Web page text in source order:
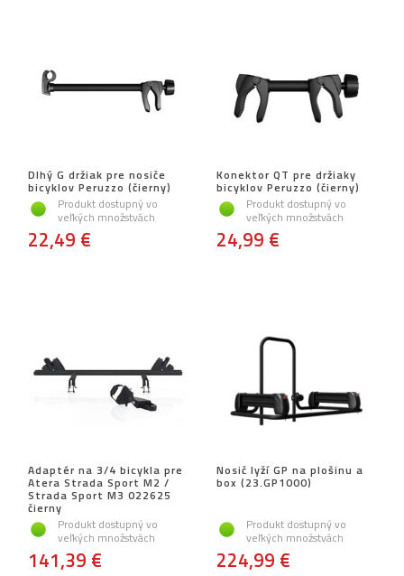
Dlhý G držiak pre nosiče
bicyklov Peruzzo (čierny)
Produkt dostupný vo
veľkých množstvách
22,49 €
Konektor QT pre držiaky
bicyklov Peruzzo (čierny)
Produkt dostupný vo
veľkých množstvách
24,99 €
Adaptér na 3/4 bicykla pre
Atera Strada Sport M2 /
Strada Sport M3 022625
čierny
Produkt dostupný vo
veľkých množstvách
141,39 €
Nosič lyží GP na plošinu a
box (23.GP1000)
Produkt dostupný vo
veľkých množstvách
224,99 €